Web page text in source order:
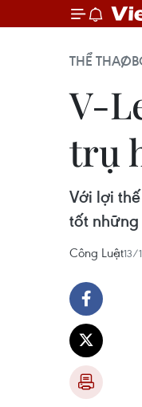
THỂ THAO
V-
trụ
Với lợi
tốt
Công Luật13/